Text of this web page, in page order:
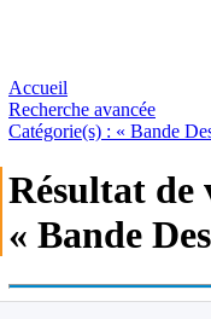
Accueil
Recherche avancée
Catégorie(s) : « Bande
Résultat de
« Bande